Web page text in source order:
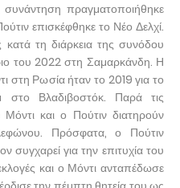
συνάντηση πραγματοποιήθηκε
επισκέφθηκε το Νέο Δελχί.
τη διάρκεια της συνόδου
του 2022 στη Σαμαρκάνδη. Η
στη Ρωσία ήταν το 2019 για το
στο Βλαδιβοστόκ. Παρά τις
και ο Πούτιν διατηρούν
Πρόσφατα, ο Πούτιν
συγχαρεί για την επιτυχία του
και ο Μόντι ανταπέδωσε